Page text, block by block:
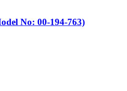
No: 00-194-763)